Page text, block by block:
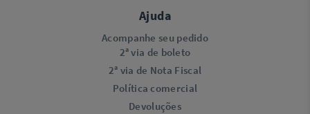
Ajuda
Acompanhe seu pedido
2ª via de boleto
2ª via de Nota Fiscal
Política comercial
Devoluções